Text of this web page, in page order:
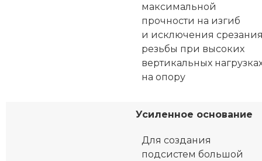
максимальной
прочности на изгиб
и исключения
резьбы при высоких
вертикальных
на опору
Усиленное основание
Для создания
подсистем большой